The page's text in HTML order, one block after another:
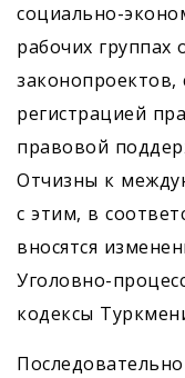
социально-
рабочих группах
законопроектов,
регистрацией
правовой
Отчизны к
с этим, в
вносятся
Уголовно-
кодексы